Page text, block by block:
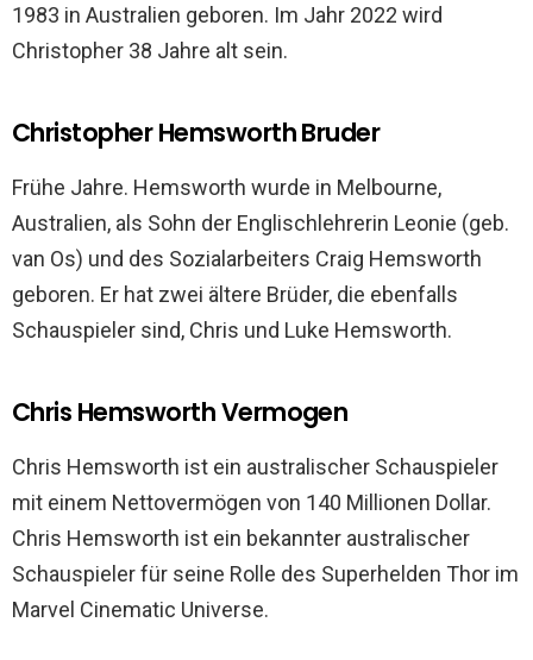
1983 in Australien geboren. Im Jahr 2022 wird
Christopher 38 Jahre alt sein.
Christopher Hemsworth Bruder
Frühe Jahre. Hemsworth wurde in Melbourne,
Australien, als Sohn der Englischlehrerin Leonie (geb.
van Os) und des Sozialarbeiters Craig Hemsworth
geboren. Er hat zwei ältere Brüder, die ebenfalls
Schauspieler sind, Chris und Luke Hemsworth.
Chris Hemsworth Vermogen
Chris Hemsworth ist ein australischer Schauspieler
mit einem Nettovermögen von 140 Millionen Dollar.
Chris Hemsworth ist ein bekannter australischer
Schauspieler für seine Rolle des Superhelden Thor im
Marvel Cinematic Universe.